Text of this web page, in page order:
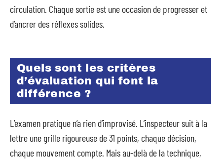
circulation. Chaque sortie est une occasion de progresser et
d’ancrer des réflexes solides.
Quels sont les critères
d’évaluation qui font la
différence ?
L’examen pratique n’a rien d’improvisé. L’inspecteur suit à la
lettre une grille rigoureuse de 31 points, chaque décision,
chaque mouvement compte. Mais au-delà de la technique,